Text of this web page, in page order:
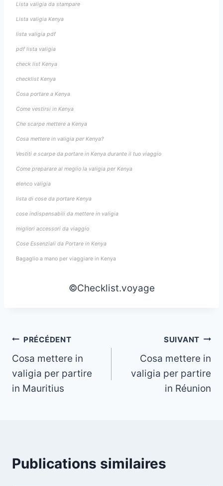
Lista valigia da stampare
Lista valigia Kenya
lista valigia pdf
pdf lista valigia
check list Kenya
checklist Kenya
Cosa portare a Kenya
Come vestirsi in Kenya
Che scarpe mettere a Kenya
Cosa mettere in valigia per Kenya?
Vestiti e scarpe da portare in Kenya durante il tuo viaggio
Come preparare al meglio la valigia per Kenya
elenco valigia
lista di cose da portare Kenya
cose indispensabili da mettere in valigia
migliori accessori da viaggio
Cose Essenziali da Portare in Kenya
Bagaglio a mano per viaggiare in Kenya
©Checklist.voyage
Navigation
de
l’article
PRÉCÉDENT
Cosa mettere in
valigia per partire
in Mauritius
SUIVANT
Cosa mettere in
valigia per partire
in Réunion
Publications similaires